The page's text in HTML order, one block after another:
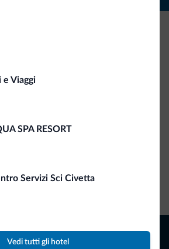
e Viaggi
SPA RESORT
Servizi Sci Civetta
Vedi tutti gli hotel
la nuova collezione
Ecco la nuova collezione firmata
Naviga